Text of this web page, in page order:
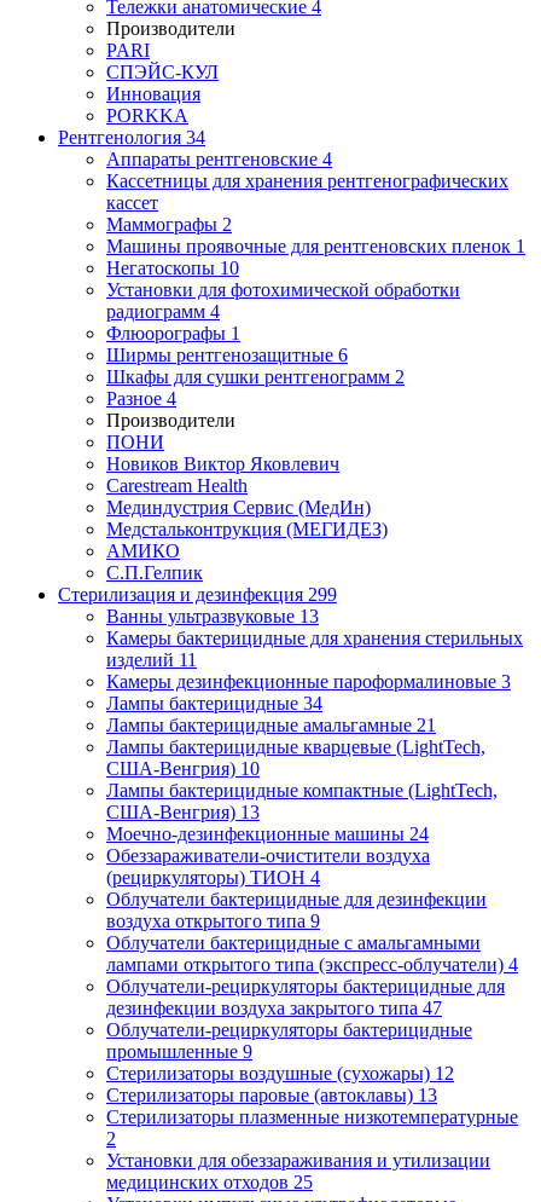
Тележки анатомические 4
Производители
PARI
СПЭЙС-КУЛ
Инновация
PORKKA
Рентгенология 34
Аппараты рентгеновские 4
Кассетницы для хранения рентгенографических
кассет
Маммографы 2
Машины проявочные для рентгеновских пленок 1
Негатоскопы 10
Установки для фотохимической обработки
радиограмм 4
Флюорографы 1
Ширмы рентгенозащитные 6
Шкафы для сушки рентгенограмм 2
Разное 4
Производители
ПОНИ
Новиков Виктор Яковлевич
Carestream Health
Мединдустрия Сервис (МедИн)
Медстальконтрукция (МЕГИДЕЗ)
АМИКО
С.П.Гелпик
Стерилизация и дезинфекция 299
Ванны ультразвуковые 13
Камеры бактерицидные для хранения стерильных
изделий 11
Камеры дезинфекционные пароформалиновые 3
Лампы бактерицидные 34
Лампы бактерицидные амальгамные 21
Лампы бактерицидные кварцевые (LightTech,
США-Венгрия) 10
Лампы бактерицидные компактные (LightTech,
США-Венгрия) 13
Моечно-дезинфекционные машины 24
Обеззараживатели-очистители воздуха
(рециркуляторы) ТИОН 4
Облучатели бактерицидные для дезинфекции
воздуха открытого типа 9
Облучатели бактерицидные с амальгамными
лампами открытого типа (экспресс-облучатели) 4
Облучатели-рециркуляторы бактерицидные для
дезинфекции воздуха закрытого типа 47
Облучатели-рециркуляторы бактерицидные
промышленные 9
Стерилизаторы воздушные (сухожары) 12
Стерилизаторы паровые (автоклавы) 13
Стерилизаторы плазменные низкотемпературные
2
Установки для обеззараживания и утилизации
медицинских отходов 25